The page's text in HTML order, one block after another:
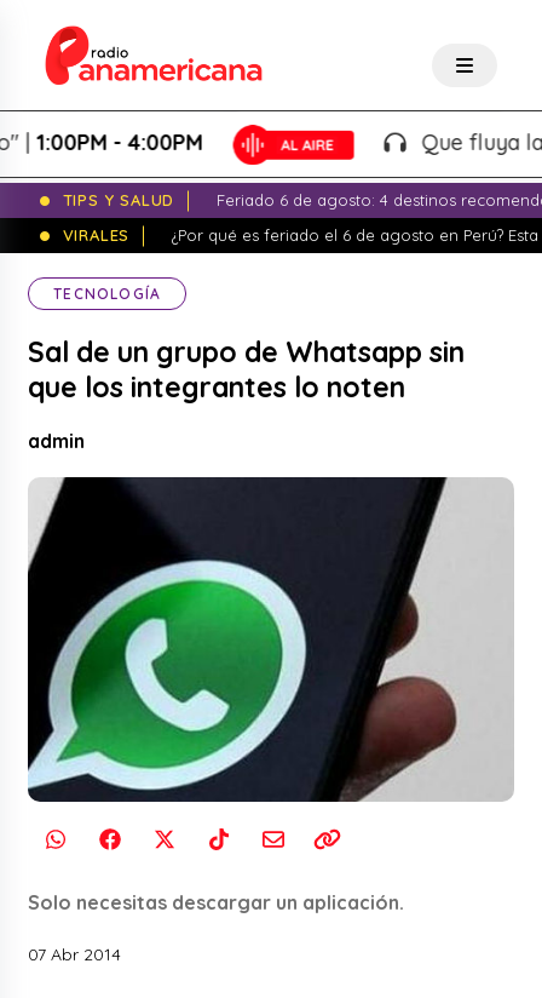
- 4:00PM Que fluya la
TIPS Y SALUD
Feriado 6 de agosto: 4 destinos
VIRALES
¿Por qué es feriado el 6 de agosto en Perú?
TECNOLOGÍA
Sal de un grupo de Whatsapp sin
que los integrantes lo noten
admin
Solo necesitas descargar un aplicación.
07 Abr 2014